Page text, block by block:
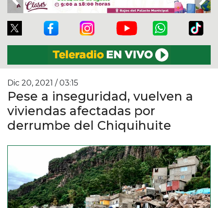
Previous
Dic 20, 2021 / 03:15
Pese a inseguridad, vuelven a
viviendas afectadas por
derrumbe del Chiquihuite